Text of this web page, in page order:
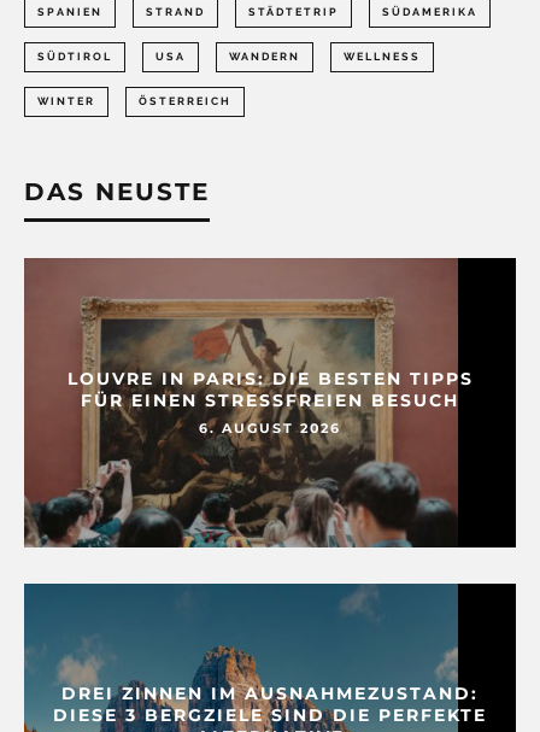
SPANIEN STRAND STÄDTETRIP SÜDAMERIKA
SÜDTIROL USA WANDERN WELLNESS
WINTER ÖSTERREICH
DAS NEUSTE
LOUVRE IN PARIS: DIE BESTEN TIPPS
FÜR EINEN STRESSFREIEN BESUCH
6. AUGUST 2026
DREI ZINNEN IM AUSNAHMEZUSTAND:
DIESE 3 BERGZIELE SIND DIE PERFEKTE